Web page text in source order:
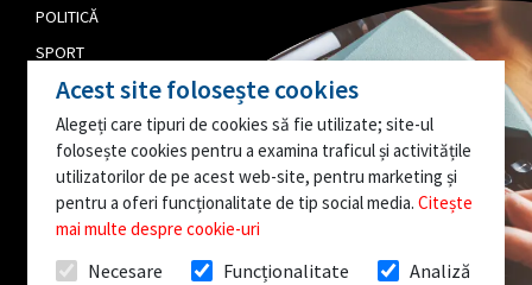
POLITICĂ
SPORT
CULTURĂ
PUBLICITATE
EDITORIAL
AI O INFORMAȚIE
INTERESANTĂ?
SCRIE-NE!
Acest site folosește cookies
Alegeți care tipuri de cookies să fie utilizate; site-ul
folosește cookies pentru a examina traficul și activitățile
utilizatorilor de pe acest web-site, pentru marketing și
pentru a oferi funcționalitate de tip social media. Citește
mai multe despre cookie-uri
Necesare Funcționalitate Analiză